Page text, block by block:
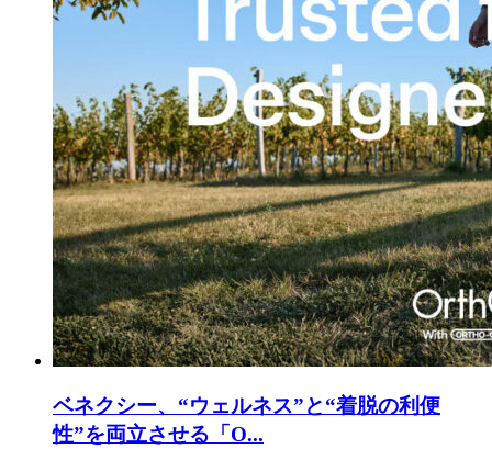
ベネクシー、“ウェルネス”と“着脱の利便
性”を両立させる「O...